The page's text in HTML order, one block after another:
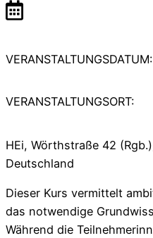
VERANSTALTUNGSDATUM:
VERANSTALTUNGSORT:
HEi, Wörthstraße 42
Deutschland
Dieser Kurs vermittelt
das notwendige
Während die